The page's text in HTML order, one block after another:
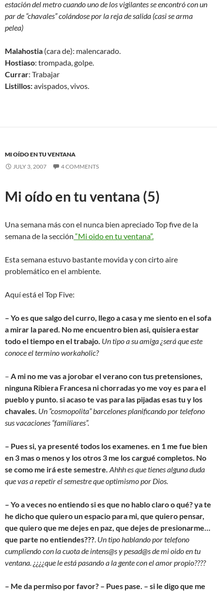
estación del metro cuando uno de los vigilantes se encontró con un
par de “chavales” colándose por la reja de salida (casi se arma
pelea)
Malahostia (cara de): malencarado.
Hostiaso: trompada, golpe.
Currar: Trabajar
Listillos:avispados, vivos.
MI OÍDO EN TU VENTANA
JULY 3, 2007
4 COMMENTS
Mi oído en tu ventana (5)
Una semana más con el nunca bien apreciado Top five de la
semana de la sección “Mi oido en tu ventana”.
Esta semana estuvo bastante movida y con cirto aire
problemático en el ambiente.
Aquí está el Top Five:
– Yo es que salgo del curro, llego a casa y me siento en el sofa
a mirar la pared. No me encuentro bien asi, quisiera estar
todo el tiempo en el trabajo. Un tipo a su amiga ¿será que este
conoce el termino workaholic?
– A mi no me vas a jorobar el verano con tus pretensiones,
ninguna Ribiera Francesa ni chorradas yo me voy es para el
pueblo y punto. si acaso te vas para las pijadas esas tu y los
chavales. Un “cosmopolita” barcelones planificando por telefono
sus vacaciones “familiares”.
– Pues si, ya presenté todos los examenes. en 1 me fue bien
en 3 mas o menos y los otros 3 me los cargué completos. No
se como me irá este semestre. Ahhh es que tienes alguna duda
que vas a repetir el semestre que optimismo por Dios.
– Yo a veces no entiendo si es que no hablo claro o qué? ya te
he dicho que quiero un espacio para mi, que quiero pensar,
que quiero que me dejes en paz, que dejes de presionarme…
que parte no entiendes???. Un tipo hablando por telefono
cumpliendo con la cuota de intens@s y pesad@s de mi oido en tu
ventana. ¿¿¿¿que le está pasando a la gente con el amor propio????
– Me da permiso por favor? – Pues pase. – si le digo que me